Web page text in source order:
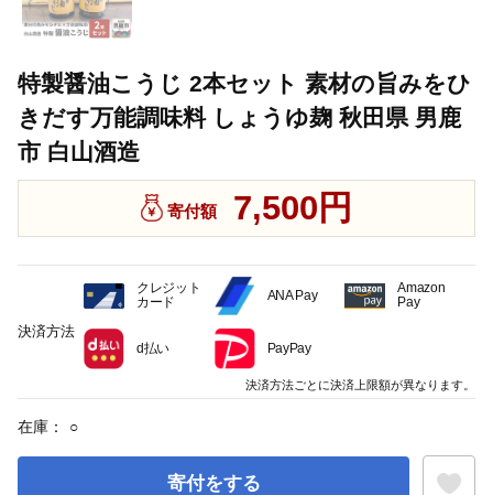
特製醤油こうじ 2本セット 素材の旨みをひ
きだす万能調味料 しょうゆ麹 秋田県 男鹿
市 白山酒造
寄付額 7,500円
在庫： ○
寄付をする
決済方法
クレジット
カード
ANA Pay
Amazon
Pay
d払い PayPay
決済方法ごとに決済上限額が異なります。